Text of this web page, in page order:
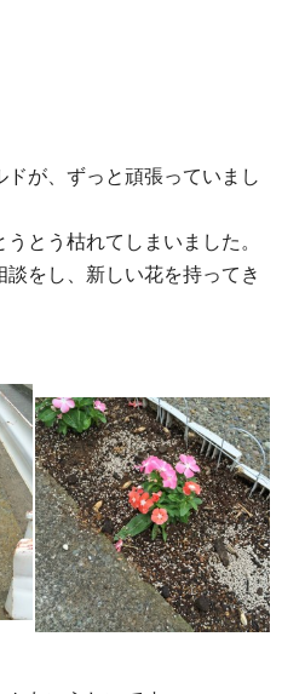
ドが、ずっと頑張っていまし
とう枯れてしまいました。
をし、新しい花を持ってき